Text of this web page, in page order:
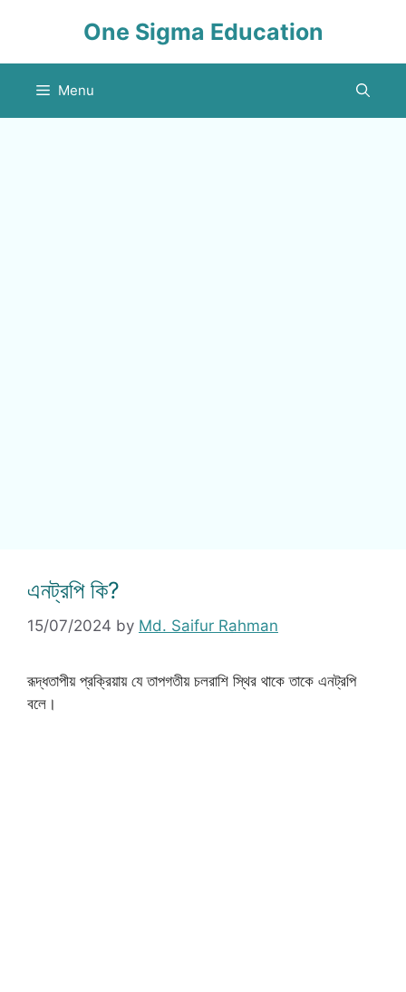
One Sigma Education
Menu
এনট্রপি কি?
15/07/2024 by Md. Saifur Rahman
রূদ্ধতাপীয় প্রক্রিয়ায় যে তাপগতীয় চলরাশি স্থির থাকে তাকে এনট্রপি
বলে।